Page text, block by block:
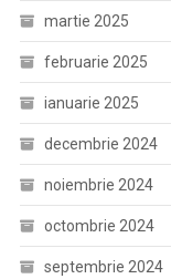
martie 2025
februarie 2025
ianuarie 2025
decembrie 2024
noiembrie 2024
octombrie 2024
septembrie 2024